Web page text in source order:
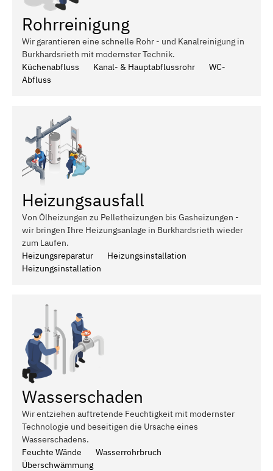
Rohrreinigung
Wir garantieren eine schnelle Rohr - und Kanalreinigung in
Burkhardsrieth mit modernster Technik.
Küchenabfluss
Kanal- & Hauptabflussrohr
WC-
Abfluss
Heizungsausfall
Von Ölheizungen zu Pelletheizungen bis Gasheizungen -
wir bringen Ihre Heizungsanlage in Burkhardsrieth wieder
zum Laufen.
Heizungsreparatur
Heizungsinstallation
Heizungsinstallation
Wasserschaden
Wir entziehen auftretende Feuchtigkeit mit modernster
Technologie und beseitigen die Ursache eines
Wasserschadens.
Feuchte Wände
Wasserrohrbruch
Überschwämmung